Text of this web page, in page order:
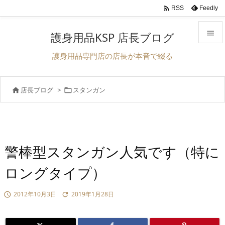


 RSS Feedly
護身用品KSP 店長ブログ
護身用品専門店の店長が本音で綴る
 店長ブログ > スタンガン
警棒型スタンガン人気です（特に
ロングタイプ）
 2012年10月3日  2019年1月28日